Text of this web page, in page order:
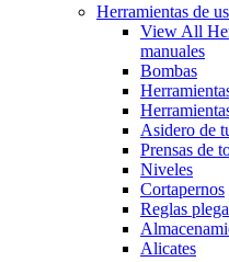
Herramientas de
View All
manuales
Bombas
Asidero de
Prensas de
Niveles
Cortapernos
Reglas
Alicates